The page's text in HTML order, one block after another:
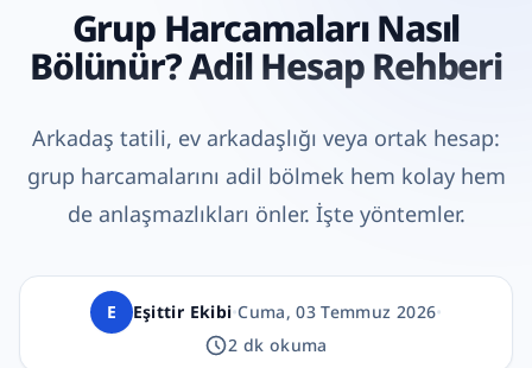
Grup Harcamaları Nasıl
Bölünür? Adil Hesap Rehberi
Arkadaş tatili, ev arkadaşlığı veya ortak hesap:
grup harcamalarını adil bölmek hem kolay hem
de anlaşmazlıkları önler. İşte yöntemler.
E Eşittir Ekibi•Cuma, 03 Temmuz 2026•
2 dk okuma